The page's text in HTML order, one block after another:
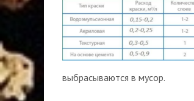
выбрасываются в мусор.